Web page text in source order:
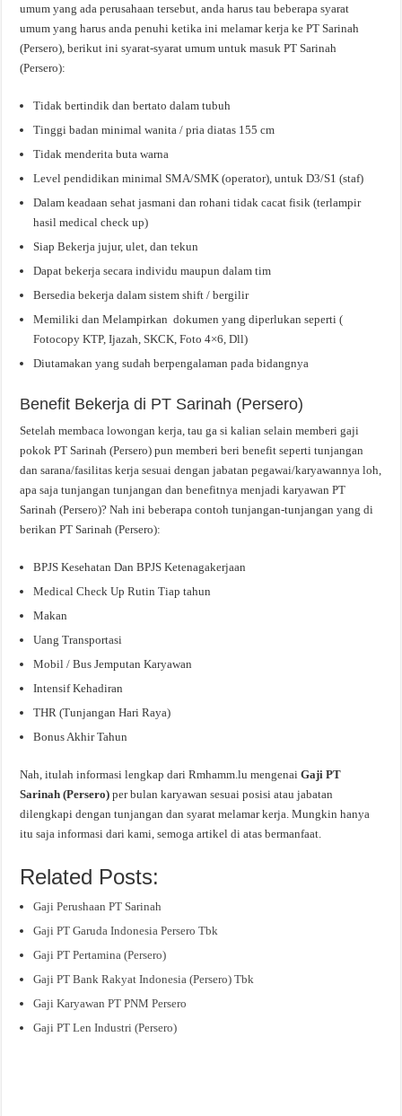
umum yang ada perusahaan tersebut, anda harus tau beberapa syarat
umum yang harus anda penuhi ketika ini melamar kerja ke PT Sarinah
(Persero), berikut ini syarat-syarat umum untuk masuk PT Sarinah
(Persero):
Tidak bertindik dan bertato dalam tubuh
Tinggi badan minimal wanita / pria diatas 155 cm
Tidak menderita buta warna
Level pendidikan minimal SMA/SMK (operator), untuk D3/S1 (staf)
Dalam keadaan sehat jasmani dan rohani tidak cacat fisik (terlampir
hasil medical check up)
Siap Bekerja jujur, ulet, dan tekun
Dapat bekerja secara individu maupun dalam tim
Bersedia bekerja dalam sistem shift / bergilir
Memiliki dan Melampirkan dokumen yang diperlukan seperti (
Fotocopy KTP, Ijazah, SKCK, Foto 4×6, Dll)
Diutamakan yang sudah berpengalaman pada bidangnya
Benefit Bekerja di PT Sarinah (Persero)
Setelah membaca lowongan kerja, tau ga si kalian selain memberi gaji
pokok PT Sarinah (Persero) pun memberi beri benefit seperti tunjangan
dan sarana/fasilitas kerja sesuai dengan jabatan pegawai/karyawannya loh,
apa saja tunjangan tunjangan dan benefitnya menjadi karyawan PT
Sarinah (Persero)? Nah ini beberapa contoh tunjangan-tunjangan yang di
berikan PT Sarinah (Persero):
BPJS Kesehatan Dan BPJS Ketenagakerjaan
Medical Check Up Rutin Tiap tahun
Makan
Uang Transportasi
Mobil / Bus Jemputan Karyawan
Intensif Kehadiran
THR (Tunjangan Hari Raya)
Bonus Akhir Tahun
Nah, itulah informasi lengkap dari Rmhamm.lu mengenaiGaji PT
Sarinah (Persero)per bulan karyawan sesuai posisi atau jabatan
dilengkapi dengan tunjangan dan syarat melamar kerja. Mungkin hanya
itu saja informasi dari kami, semoga artikel di atas bermanfaat.
Related Posts:
Gaji Perushaan PT Sarinah
Gaji PT Garuda Indonesia Persero Tbk
Gaji PT Pertamina (Persero)
Gaji PT Bank Rakyat Indonesia (Persero) Tbk
Gaji Karyawan PT PNM Persero
Gaji PT Len Industri (Persero)